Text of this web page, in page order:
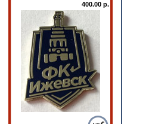
400.00 р.